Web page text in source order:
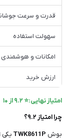
قدرت و سرعت
سهولت استفاده
امکانات و هوشمندی
ارزش خرید
امتیاز نهایی:⭐ ۹.۲ از ۱۰
چرا امتیاز ۹.۲؟
بوش TWK8611P یکی